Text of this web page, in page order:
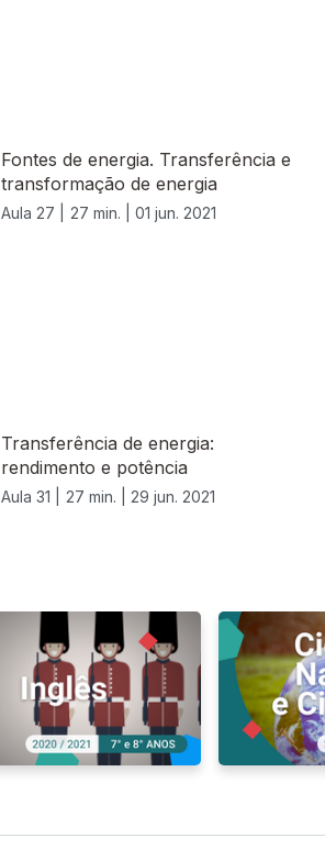
Fontes de energia. Transferência e
transformação de energia
Aula 27 | 27 min. | 01 jun. 2021
Transferência de energia:
rendimento e potência
Aula 31 | 27 min. | 29 jun. 2021